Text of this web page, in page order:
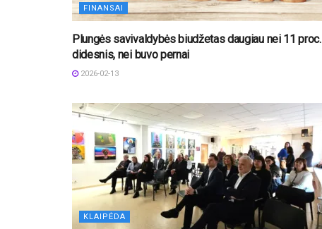
FINANSAI
Plungės savivaldybės biudžetas daugiau nei 11 proc.
didesnis, nei buvo pernai
2026-02-13
KLAIPĖDA